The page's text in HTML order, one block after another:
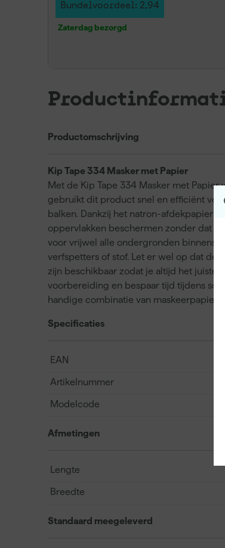
Bundelvoordeel: 2,94
Zaterdag bezorgd
Productomschrijving
Kip Tape 334 Masker met Papier
Met de Kip Tape 334 Masker met
gebruikt dit product snel en efficiënt
balken. Dankzij het natron-afdekpapier
oppervlakken beschermen zonder dat je
voor vrijwel alle ondergronden
verfspetters of stof. Let er wel op dat
zijn beschikbaar zodat je altijd het juiste
voorbereiding en bespaar tijd tijdens
handige combinatie van maskeerpapier
Specificaties
EAN
Artikelnummer
Modelcode
Afmetingen
Lengte
Breedte
Standaard meegeleverd